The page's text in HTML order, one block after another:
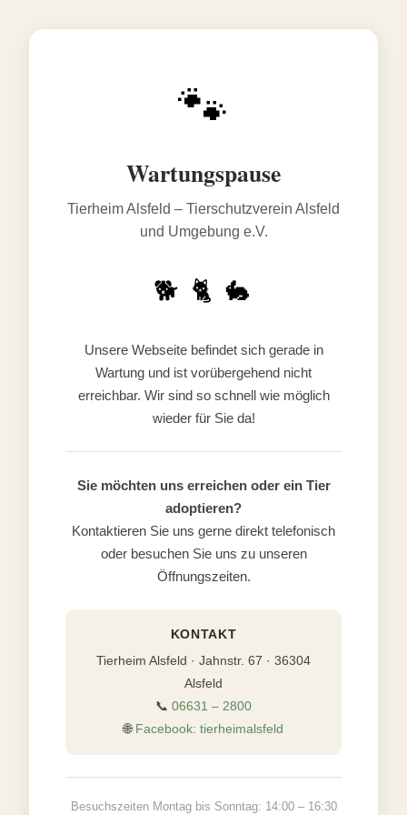
🐾
Wartungspause
Tierheim Alsfeld – Tierschutzverein Alsfeld
und Umgebung e.V.
🐕 🐈 🐇
Unsere Webseite befindet sich gerade in
Wartung und ist vorübergehend nicht
erreichbar. Wir sind so schnell wie möglich
wieder für Sie da!
Sie möchten uns erreichen oder ein Tier
adoptieren?
Kontaktieren Sie uns gerne direkt telefonisch
oder besuchen Sie uns zu unseren
Öffnungszeiten.
KONTAKT
Tierheim Alsfeld · Jahnstr. 67 · 36304
Alsfeld
📞 06631 – 2800
🌐 Facebook: tierheimalsfeld
Besuchszeiten Montag bis Sonntag: 14:00 – 16:30